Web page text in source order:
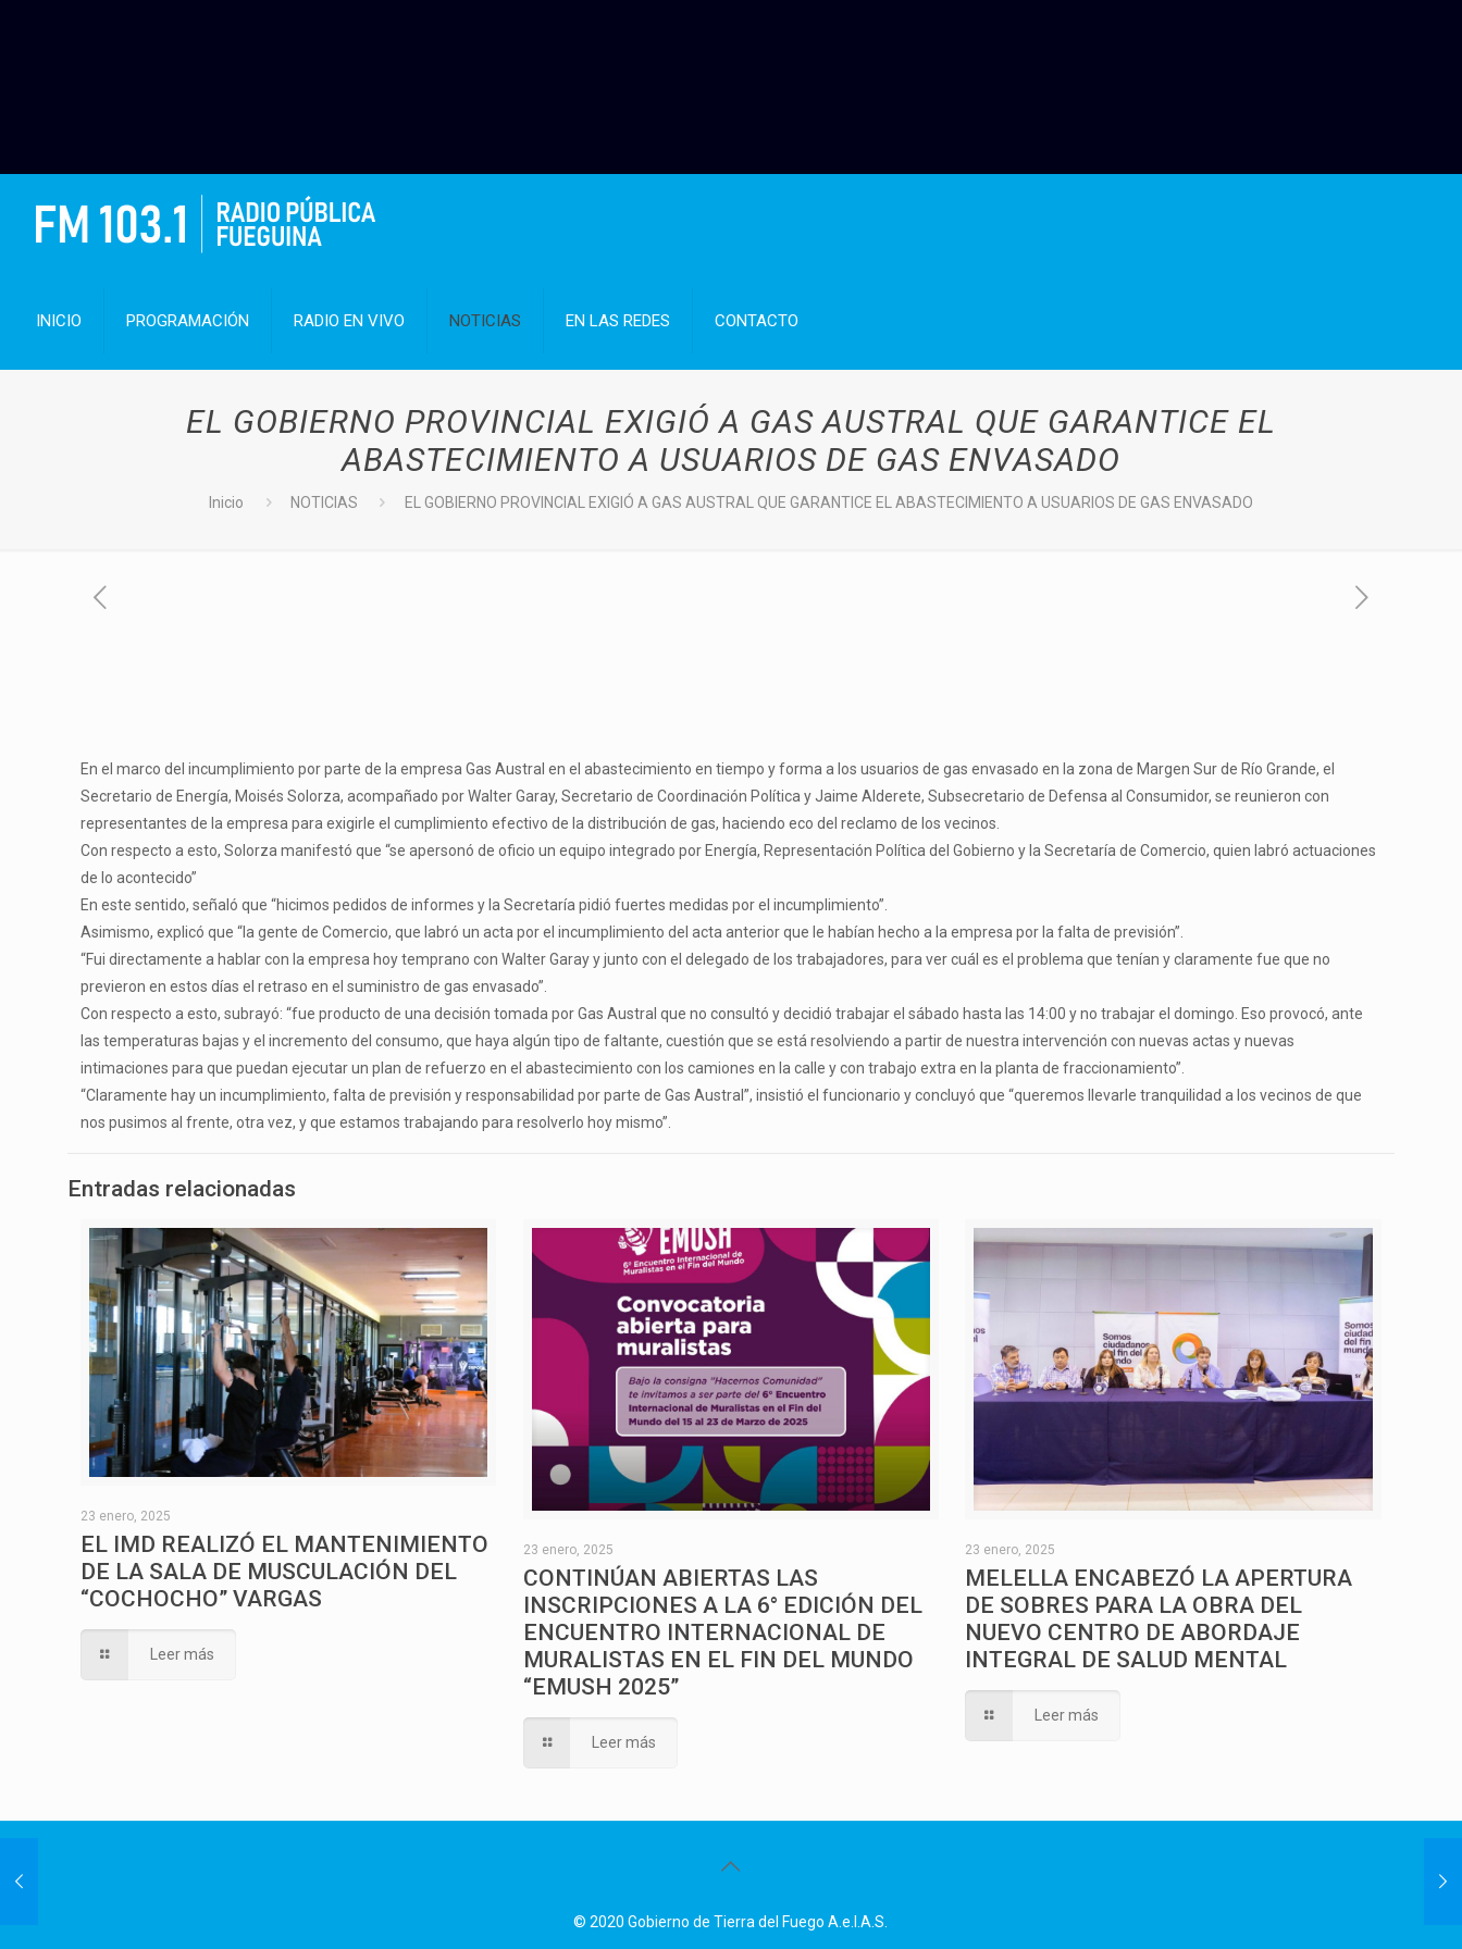
INICIO PROGRAMACIÓN RADIO EN VIVO NOTICIAS EN LAS REDES CONTACTO
EL GOBIERNO PROVINCIAL EXIGIÓ A GAS AUSTRAL QUE GARANTICE EL
ABASTECIMIENTO A USUARIOS DE GAS ENVASADO
Inicio NOTICIAS EL GOBIERNO PROVINCIAL EXIGIÓ A GAS AUSTRAL QUE GARANTICE EL ABASTECIMIENTO A USUARIOS DE GAS ENVASADO
En el marco del incumplimiento por parte de la empresa Gas Austral en el abastecimiento en tiempo y forma a los usuarios de gas envasado en la zona de Margen Sur de Río Grande, el
Secretario de Energía, Moisés Solorza, acompañado por Walter Garay, Secretario de Coordinación Política y Jaime Alderete, Subsecretario de Defensa al Consumidor, se reunieron con
representantes de la empresa para exigirle el cumplimiento efectivo de la distribución de gas, haciendo eco del reclamo de los vecinos.
Con respecto a esto, Solorza manifestó que “se apersonó de oficio un equipo integrado por Energía, Representación Política del Gobierno y la Secretaría de Comercio, quien labró actuaciones
de lo acontecido”
En este sentido, señaló que “hicimos pedidos de informes y la Secretaría pidió fuertes medidas por el incumplimiento”.
Asimismo, explicó que “la gente de Comercio, que labró un acta por el incumplimiento del acta anterior que le habían hecho a la empresa por la falta de previsión”.
“Fui directamente a hablar con la empresa hoy temprano con Walter Garay y junto con el delegado de los trabajadores, para ver cuál es el problema que tenían y claramente fue que no
previeron en estos días el retraso en el suministro de gas envasado”.
Con respecto a esto, subrayó: “fue producto de una decisión tomada por Gas Austral que no consultó y decidió trabajar el sábado hasta las 14:00 y no trabajar el domingo. Eso provocó, ante
las temperaturas bajas y el incremento del consumo, que haya algún tipo de faltante, cuestión que se está resolviendo a partir de nuestra intervención con nuevas actas y nuevas
intimaciones para que puedan ejecutar un plan de refuerzo en el abastecimiento con los camiones en la calle y con trabajo extra en la planta de fraccionamiento”.
“Claramente hay un incumplimiento, falta de previsión y responsabilidad por parte de Gas Austral”, insistió el funcionario y concluyó que “queremos llevarle tranquilidad a los vecinos de que
nos pusimos al frente, otra vez, y que estamos trabajando para resolverlo hoy mismo”.
Entradas relacionadas
23 enero, 2025
EL IMD REALIZÓ EL MANTENIMIENTO
DE LA SALA DE MUSCULACIÓN DEL
“COCHOCHO” VARGAS
Leer más
23 enero, 2025
CONTINÚAN ABIERTAS LAS
INSCRIPCIONES A LA 6° EDICIÓN DEL
ENCUENTRO INTERNACIONAL DE
MURALISTAS EN EL FIN DEL MUNDO
“EMUSH 2025”
Leer más
23 enero, 2025
MELELLA ENCABEZÓ LA APERTURA
DE SOBRES PARA LA OBRA DEL
NUEVO CENTRO DE ABORDAJE
INTEGRAL DE SALUD MENTAL
Leer más
© 2020 Gobierno de Tierra del Fuego A.e.I.A.S.